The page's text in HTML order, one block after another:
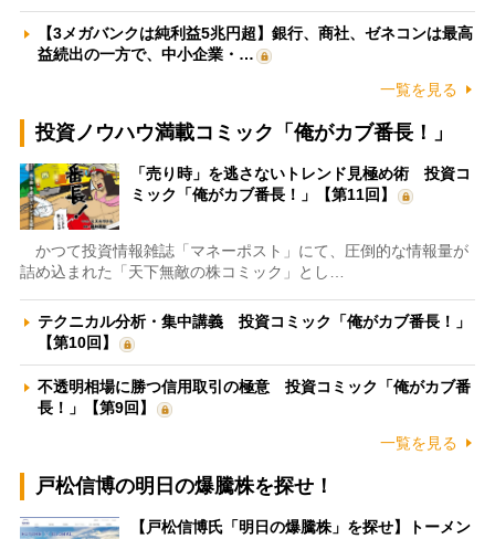
【3メガバンクは純利益5兆円超】銀行、商社、ゼネコンは最高
益続出の一方で、中小企業・…
一覧を見る
投資ノウハウ満載コミック「俺がカブ番長！」
「売り時」を逃さないトレンド見極め術 投資コ
ミック「俺がカブ番長！」【第11回】
かつて投資情報雑誌「マネーポスト」にて、圧倒的な情報量が
詰め込まれた「天下無敵の株コミック」とし…
テクニカル分析・集中講義 投資コミック「俺がカブ番長！」
【第10回】
不透明相場に勝つ信用取引の極意 投資コミック「俺がカブ番
長！」【第9回】
一覧を見る
戸松信博の明日の爆騰株を探せ！
【戸松信博氏「明日の爆騰株」を探せ】トーメン